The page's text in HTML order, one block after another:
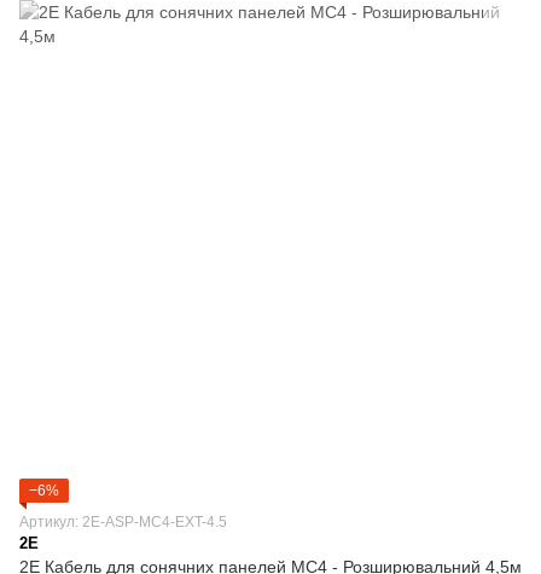
−6%
Артикул: 2E-ASP-MC4-EXT-4.5
2E
2E Кабель для сонячних панелей MC4 - Розширювальний 4,5м